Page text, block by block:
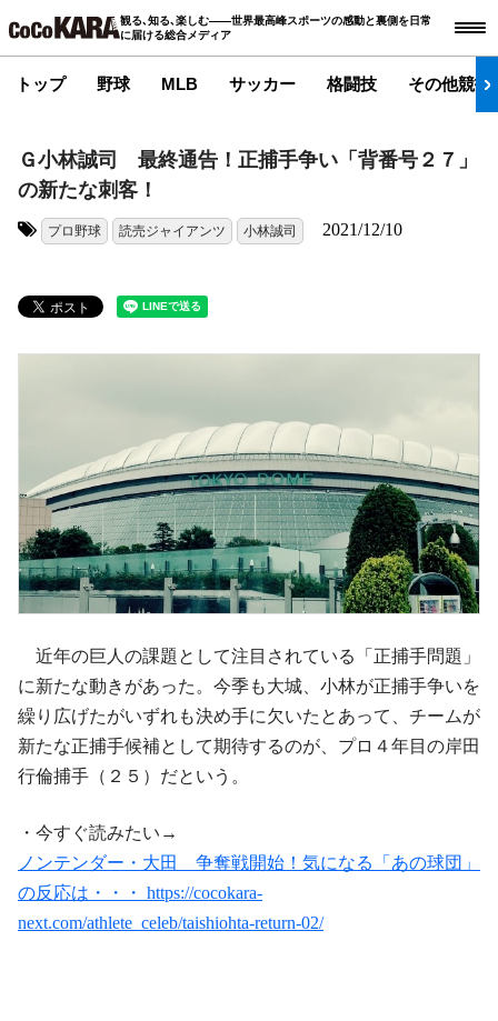
観る､知る､楽しむ――世界最高峰スポーツの感動と裏側を日常
に届ける総合メディア
トップ 野球 MLB サッカー 格闘技 その他競技
Ｇ小林誠司 最終通告！正捕手争い「背番号２７」
の新たな刺客！
プロ野球 読売ジャイアンツ 小林誠司 2021/12/10
近年の巨人の課題として注目されている「正捕手問題」
に新たな動きがあった。今季も大城、小林が正捕手争いを
繰り広げたがいずれも決め手に欠いたとあって、チームが
新たな正捕手候補として期待するのが、プロ４年目の岸田
行倫捕手（２５）だという。
・今すぐ読みたい→
ノンテンダー・大田 争奪戦開始！気になる「あの球団」
の反応は・・・ https://cocokara-
next.com/athlete_celeb/taishiohta-return-02/